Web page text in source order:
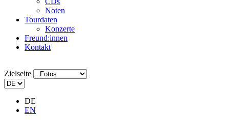
Noten
Tourdaten
Konzerte
Freund:innen
Kontakt
Zielseite
DE
EN